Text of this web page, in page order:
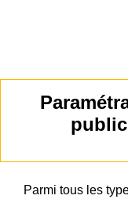
Parmi tous les